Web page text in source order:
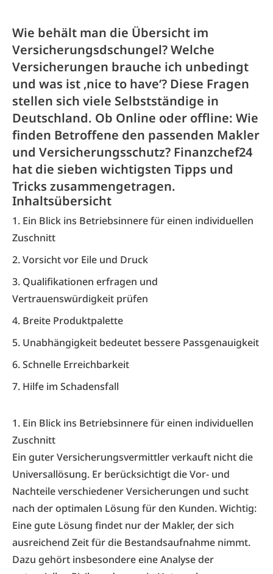
Wie behält man die Übersicht im
Versicherungsdschungel? Welche
Versicherungen brauche ich unbedingt
und was ist ‚nice to have‘? Diese Fragen
stellen sich viele Selbstständige in
Deutschland. Ob Online oder offline: Wie
finden Betroffene den passenden Makler
und Versicherungsschutz? Finanzchef24
hat die sieben wichtigsten Tipps und
Tricks zusammengetragen.
Inhaltsübersicht
1. Ein Blick ins Betriebsinnere für einen individuellen
Zuschnitt
2. Vorsicht vor Eile und Druck
3. Qualifikationen erfragen und
Vertrauenswürdigkeit prüfen
4. Breite Produktpalette
5. Unabhängigkeit bedeutet bessere Passgenauigkeit
6. Schnelle Erreichbarkeit
7. Hilfe im Schadensfall
1. Ein Blick ins Betriebsinnere für einen individuellen
Zuschnitt
Ein guter Versicherungsvermittler verkauft nicht die
Universallösung. Er berücksichtigt die Vor- und
Nachteile verschiedener Versicherungen und sucht
nach der optimalen Lösung für den Kunden. Wichtig:
Eine gute Lösung findet nur der Makler, der sich
ausreichend Zeit für die Bestandsaufnahme nimmt.
Dazu gehört insbesondere eine Analyse der